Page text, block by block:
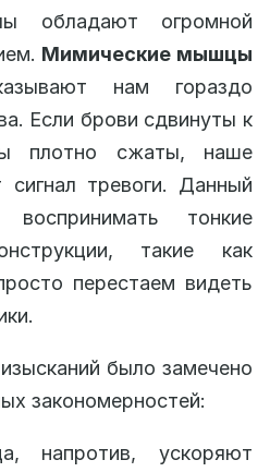
обладают огромной
Мимические мышцы
нам гораздо
Если брови сдвинуты к
плотно сжаты, наше
сигнал тревоги. Данный
тонкие
такие как
перестаем видеть
было замечено
закономерностей:
напротив, ускоряют